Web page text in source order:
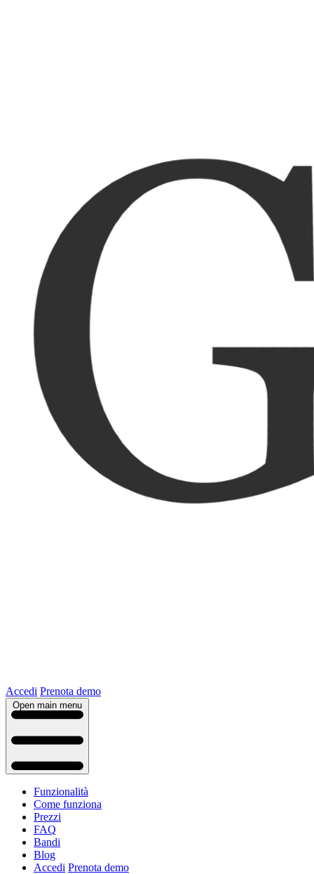
Accedi Prenota demo
Open main menu
Funzionalità
Come funziona
Prezzi
FAQ
Bandi
Blog
Accedi Prenota demo